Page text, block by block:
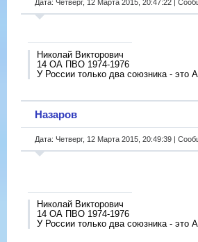
Дата: Четверг, 12 Марта 2015, 20:47:22 |
Николай Викторович
14 ОА ПВО 1974-1976
У России только два союзника - это
Назаров
Дата: Четверг, 12 Марта 2015, 20:49:39 |
Николай Викторович
14 ОА ПВО 1974-1976
У России только два союзника - это